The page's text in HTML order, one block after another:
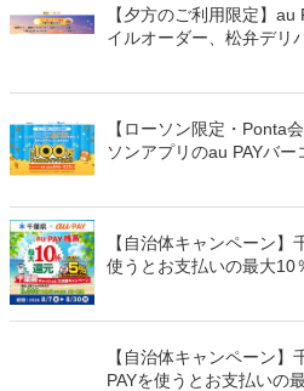
【夕方のご利用限定】
イルオーダー、松弁デリ
【ローソン限定・Ponta
ソンアプリのau PAYバー
【自治体キャンペーン】
使うとお支払いの最大10
【自治体キャンペーン
PAYを使うとお支払いの